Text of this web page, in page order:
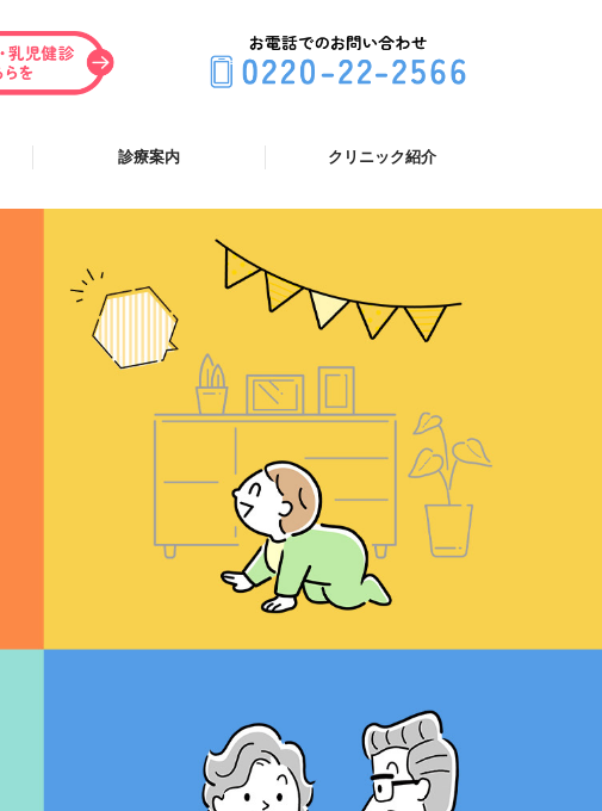
診療案内
はじめて受診する方へ
病気で受診する方へ
予防接種・乳児健診
小児科
内科
クリニック紹介
クリニック案内
アクセス
スタッフ紹介
当院の感染対策について
リンク
プライバシーポリシー